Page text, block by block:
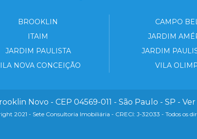
BROOKLIN CAMPO
ITAIM
JARDIM
JARDIM PAULISTA
JARDIM
NOVA CONCEIÇÃO
VILA
Novo - CEP 04569-011 - São Paulo - SP -
2021 - Sete Consultoria Imobiliária - CRECI: J-32033 - Todos os